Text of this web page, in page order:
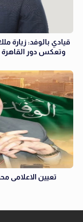
قيادي بالوفد: زيارة
وتعكس دور القاهرة
تعيين الاعلامى